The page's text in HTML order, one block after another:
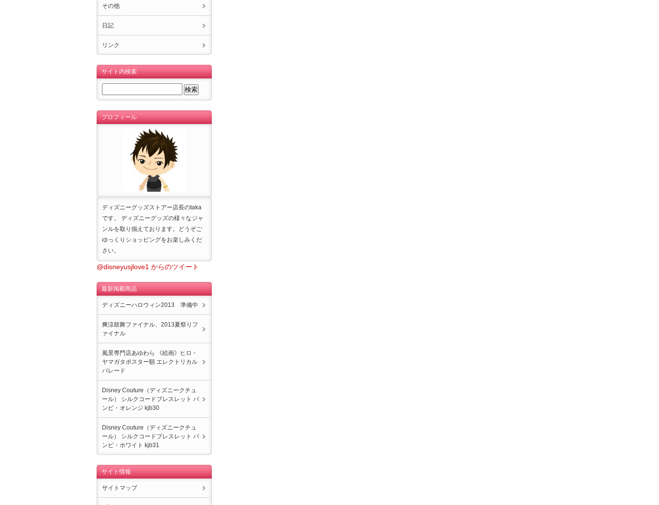
その他
日記
リンク
サイト内検索
プロフィール
ディズニーグッズストアー店長のtaka
です。 ディズニーグッズの様々なジャ
ンルを取り揃えております。どうぞご
ゆっくりショッピングをお楽しみくだ
さい。
@disneyusjlove1 からのツイート
最新掲載商品
ディズニーハロウィン2013 準備中
爽涼鼓舞ファイナル、2013夏祭りフ
ァイナル
風景専門店あゆわら 《絵画》ヒロ・
ヤマガタポスター額 エレクトリカル
パレード
Disney Couture（ディズニークチュ
ール） シルクコードブレスレット バ
ンビ・オレンジ kjb30
Disney Couture（ディズニークチュ
ール） シルクコードブレスレット バ
ンビ・ホワイト kjb31
サイト情報
サイトマップ